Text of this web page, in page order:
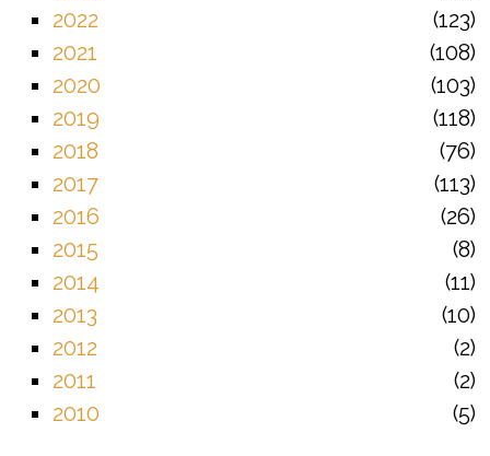
2022
123
2021
108
2020
103
2019
118
2018
76
2017
113
2016
26
2015
8
2014
11
2013
10
2012
2
2011
2
2010
5